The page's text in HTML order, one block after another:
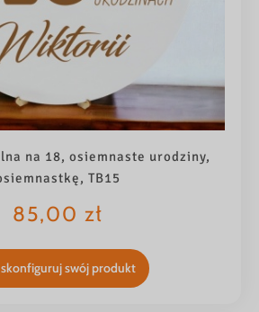
na 18, osiemnaste urodziny,
TB15
85,00 zł
skonfiguruj swój produkt